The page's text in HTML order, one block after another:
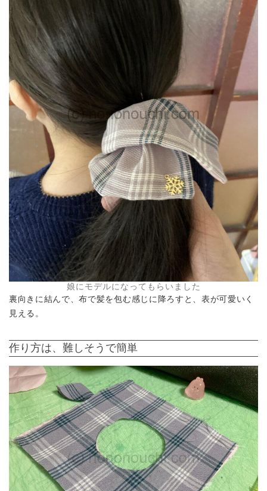
娘にモデルになってもらいました
裏向きに結んで、布で髪を包む感じに降ろすと、表が可愛いく
見える。
作り方は、難しそうで簡単